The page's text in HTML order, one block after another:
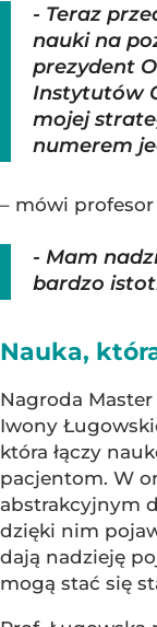
- Teraz
nauki na
prezydent
Instytutów
mojej
numerem
– mówi
- Mam
bardzo
Nauka,
Nagroda
Iwony
która łączy
pacjentom. W
abstrakcyjnym
dzięki nim
dają nadzieję
mogą stać się